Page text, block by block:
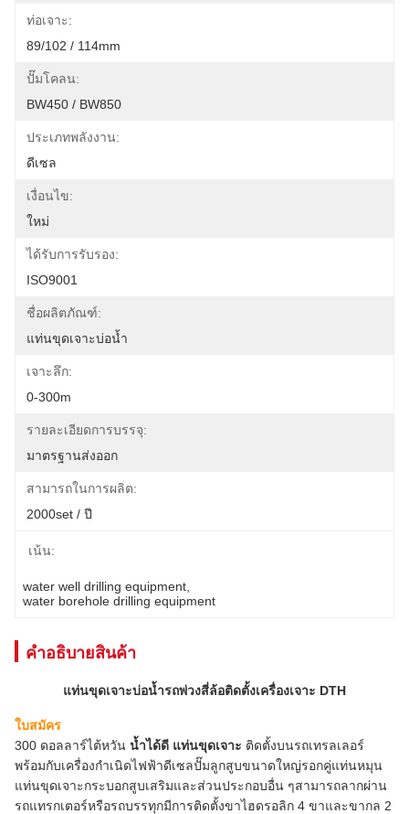
ท่อเจาะ:
89/102 / 114mm
ปั๊มโคลน:
BW450 / BW850
ประเภทพลังงาน:
ดีเซล
เงื่อนไข:
ใหม่
ได้รับการรับรอง:
ISO9001
ชื่อผลิตภัณฑ์:
แท่นขุดเจาะบ่อน้ำ
เจาะลึก:
0-300m
รายละเอียดการบรรจุ:
มาตรฐานส่งออก
สามารถในการผลิต:
2000set / ปี
เน้น:
water well drilling equipment
water borehole drilling equipment
คําอธิบายสินค้า
แท่นขุดเจาะบ่อน้ำรถพ่วงสี่ล้อติดตั้งเครื่องเจาะ DTH
ใบสมัคร
300 ดอลลาร์ไต้หวัน น้ำได้ดี แท่นขุดเจาะ ติดตั้งบนรถเทรลเลอร์
พร้อมกับเครื่องกำเนิดไฟฟ้าดีเซลปั๊มลูกสูบขนาดใหญ่รอกคู่แท่นหมุน
แท่นขุดเจาะกระบอกสูบเสริมและส่วนประกอบอื่น ๆสามารถลากผ่าน
รถแทรกเตอร์หรือรถบรรทุกมีการติดตั้งขาไฮดรอลิก 4 ขาและขากล 2